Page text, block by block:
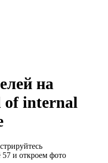
на
of internal
и откроем фото